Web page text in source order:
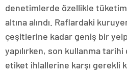
denetimlerde özellikle
altına alındı. Raflardaki
çeşitlerine kadar geniş bir
yapılırken, son kullanma
etiket ihlallerine karşı gerekli